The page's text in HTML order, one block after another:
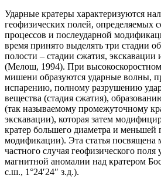
Ударные кратеры характеризуются
геофизических полей, определяемых
процессов и послеударной
время принято выделять три стадии
полости – стадии сжатия,
(Мелош, 1994). При высокоскоростном
мишени образуются ударные волны,
испарению, полному разрушению
вещества (стадия сжатия),
(так называемому промежуточному
экскавации), которая затем
кратер большего диаметра и меньшей
модификации). Эта статья посвящена
частного случая геофизического поля
магнитной аномалии над кратером
с.ш., 1°24′24″ з.д.).